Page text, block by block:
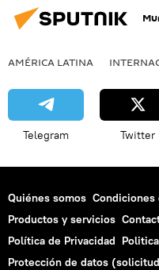
AMÉRICA LATINA
Telegram Twitter
Quiénes somos Condiciones
Productos y servicios
Política de Privacidad
Protección de datos